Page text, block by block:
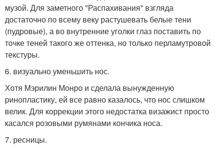
музой. Для заметного "Распахивания" взгляда
достаточно по всему веку растушевать белые тени
(пудровые), а во внутренние уголки глаз поставить по
точке теней такого же оттенка, но только перламутровой
текстуры.
6. визуально уменьшить нос.
Хотя Мэрилин Монро и сделала вынужденную
ринопластику, ей все равно казалось, что нос слишком
велик. Для коррекции этого недостатка визажист просто
касался розовыми румянами кончика носа.
7. ресницы.